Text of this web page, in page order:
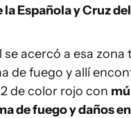
la Española y Cruz
se acercó a esa zona
de fuego y allí
de color rojo con
de fuego y daños